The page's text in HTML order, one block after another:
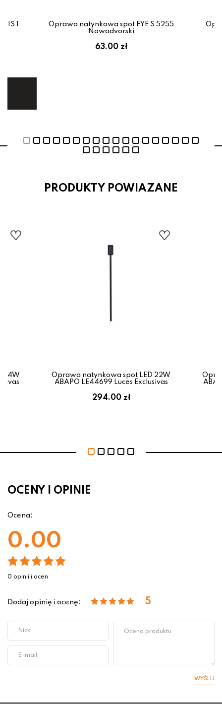
1
Oprawa natynkowa spot EYE S 5255
Nowodvorski
63.00 zł
PRODUKTY POWIAZANE
4W
Oprawa natynkowa spot LED 22W
ABAPO LE44699 Luces Exclusivas
294.00 zł
OCENY I OPINIE
Ocena:
0.00
0 opinii i ocen
Dodaj opinię i ocenę: 5
WYŚLIJ